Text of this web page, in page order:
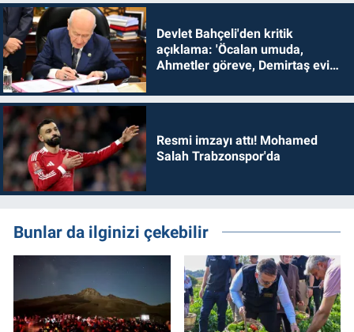
Devlet Bahçeli'den kritik
açıklama: 'Öcalan umuda,
Ahmetler göreve, Demirtaş evine
Resmi imzayı attı! Mohamed
Salah Trabzonspor'da
Bunlar da ilginizi çekebilir